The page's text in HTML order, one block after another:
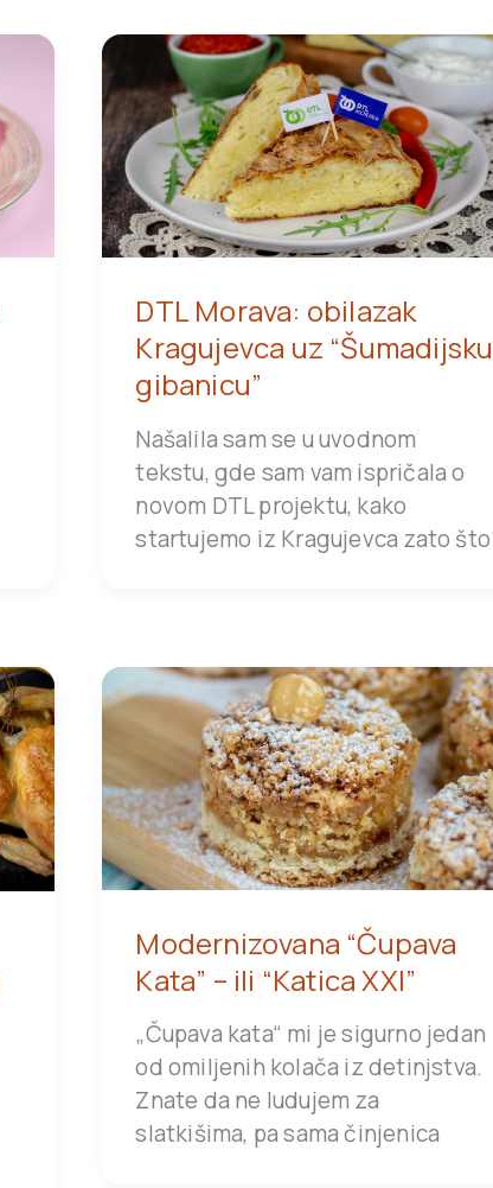
DTL Morava: obilazak
Kragujevca uz “Šumadijsku
gibanicu”
Našalila sam se u uvodnom
tekstu, gde sam vam ispričala o
novom DTL projektu, kako
startujemo iz Kragujevca zato što
Modernizovana “Čupava
Kata” – ili “Katica XXI”
„Čupava kata“ mi je sigurno jedan
od omiljenih kolača iz detinjstva.
Znate da ne ludujem za
slatkišima, pa sama činjenica